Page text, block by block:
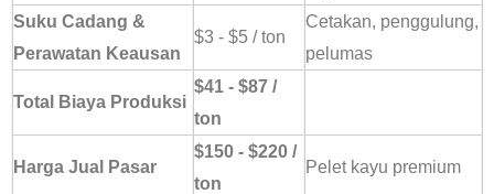
Suku Cadang &
Perawatan Keausan
$3 - $5 / ton
Cetakan, penggulung,
pelumas
Total Biaya Produksi
$41 - $87 /
ton
Harga Jual Pasar
$150 - $220 /
ton
Pelet kayu premium